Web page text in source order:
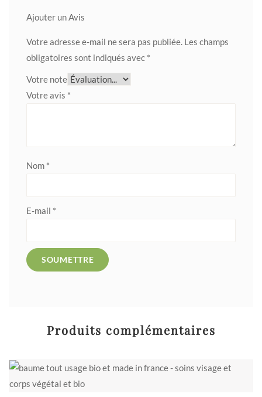
Ajouter un Avis
Votre adresse e-mail ne sera pas publiée. Les champs
obligatoires sont indiqués avec *
Votre note
Votre avis *
Nom *
E-mail *
Produits complémentaires